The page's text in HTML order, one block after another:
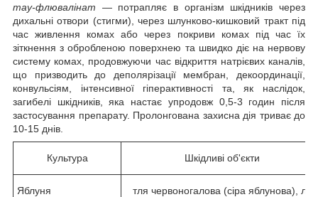
тау-флювалінат —потрапляє в організм шкідників через
дихальні отвори (стигми), через шлунково-кишковий тракт під
час живлення комах або через покриви комах під час їх
зіткнення з обробленою поверхнею та швидко діє на нервову
систему комах, продовжуючи час відкриття натрієвих каналів,
що призводить до деполярізації мембран, декоординації,
конвульсіям, інтенсивної гіперактивності та, як наслідок,
загибелі шкідників, яка настає упродовж 0,5-3 годин після
застосування препарату. Пролонгована захисна дія триває до
10-15 днів.
Культура Шкідливі об'єкти
Яблуня
тля червоногалова (сіра яблунова), ля